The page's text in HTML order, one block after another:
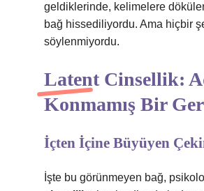
geldiklerinde, kelimelere
bağ hissediliyordu. Ama hiçbir
söylenmiyordu.
Latent Cinsellik:
Konmamış Bir
İçten İçine Büyüyen
İşte bu görünmeyen bağ,